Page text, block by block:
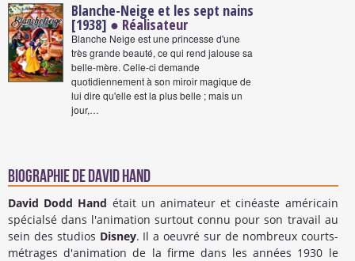
Blanche-Neige et les sept nains
[1938] ● Réalisateur
Blanche Neige est une princesse d'une
très grande beauté, ce qui rend jalouse sa
belle-mère. Celle-ci demande
quotidiennement à son miroir magique de
lui dire qu'elle est la plus belle ; mais un
jour,…
Biographie de David Hand
David Dodd Hand était un animateur et cinéaste américain
spécialsé dans l'animation surtout connu pour son travail au
sein des studios Disney. Il a oeuvré sur de nombreux courts-
métrages d'animation de la firme dans les années 1930 le